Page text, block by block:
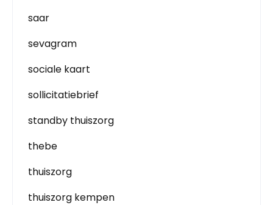
saar
sevagram
sociale kaart
sollicitatiebrief
standby thuiszorg
thebe
thuiszorg
thuiszorg kempen